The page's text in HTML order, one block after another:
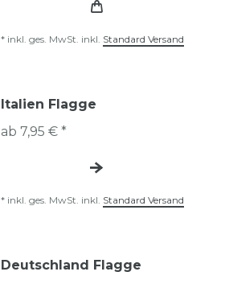
* inkl. ges. MwSt. inkl. Standard Versand
Italien Flagge
ab 7,95 € *
* inkl. ges. MwSt. inkl. Standard Versand
Deutschland Flagge